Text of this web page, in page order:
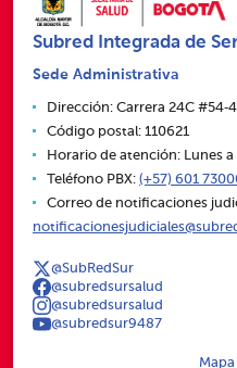
Subred Integrada de
Sede Administrativa
Dirección: Carrera 24C
Código postal: 110621
Horario de atención: Lunes a
Teléfono PBX: (+57) 601
Correo de notificaciones
@SubRedSur
@subredsursalud
@subredsursalud
@subredsur9487